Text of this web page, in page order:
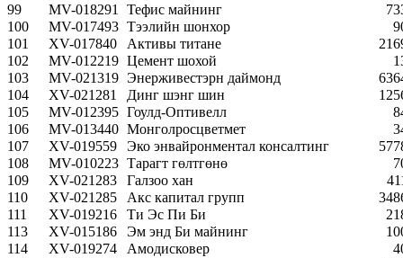
99
MV-018291 Тефис майнинг
100
MV-017493 Тээлийн шонхор
101
XV-017840 Активы титане
102
MV-012219 Цемент шохой
103
MV-021319 Энерживестэрн даймонд
104
XV-021281 Динг шэнг шин
105
MV-012395 Гоулд-Оптивелл
106
MV-013440 Монголросцветмет
107
XV-019559 Эко энвайронментал консалтинг
108
MV-010223 Тарагт гөлтгөнө
109
XV-021283 Галзоо хан
110
XV-021285 Акс капитал групп
111
XV-019216 Ти Эс Пи Би
113
XV-015186 Эм энд Би майнинг
114
XV-019274 Амодисковер